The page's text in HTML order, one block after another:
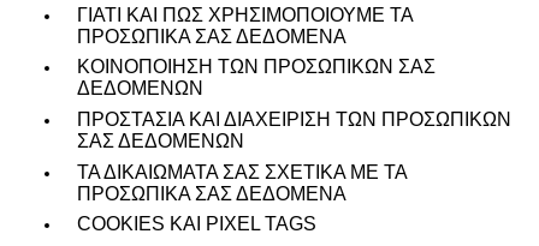
ΓΙΑΤΙ ΚΑΙ ΠΩΣ ΧΡΗΣΙΜΟΠΟΙΟΎΜΕ ΤΑ
ΠΡΟΣΩΠΙΚΆ ΣΑΣ ΔΕΔΟΜΈΝΑ
ΚΟΙΝΟΠΟΙΗΣΗ ΤΩΝ ΠΡΟΣΩΠΙΚΏΝ ΣΑΣ
ΔΕΔΟΜΈΝΩΝ
ΠΡΟΣΤΑΣΙΑ ΚΑΙ ΔΙΑΧΕΙΡΙΣΗ ΤΩΝ ΠΡΟΣΩΠΙΚΏΝ
ΣΑΣ ΔΕΔΟΜΈΝΩΝ
ΤΑ ΔΙΚΑΙΩΜΑΤΑ ΣΑΣ ΣΧΕΤΙΚΆ ΜΕ ΤΑ
ΠΡΟΣΩΠΙΚΆ ΣΑΣ ΔΕΔΟΜΈΝΑ
COOKIES ΚΑΙ PIXEL TAGS